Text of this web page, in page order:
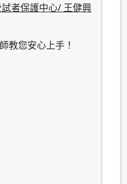
者保護中心/ 王健興
教您安心上手！